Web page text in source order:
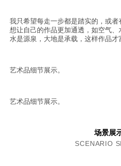
我只希望每走一步都是踏实的，或
想让自己的作品更加通透，如空气、
水是源泉，大地是承载，这样作品
艺术品细节展示。
艺术品细节展示。
场景展
SCENARIO